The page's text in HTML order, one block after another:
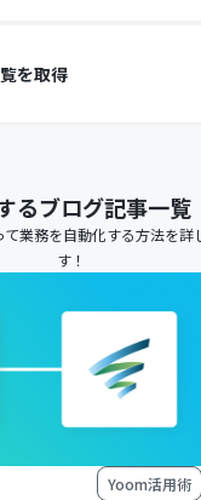
を取得
るブログ記事一覧
業務を自動化する方法を詳
す！
Yoom活用術